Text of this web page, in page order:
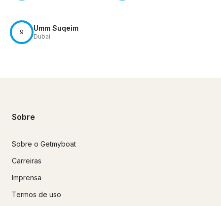
9 Umm Suqeim
Dubai
Sobre
Sobre o Getmyboat
Carreiras
Imprensa
Termos de uso